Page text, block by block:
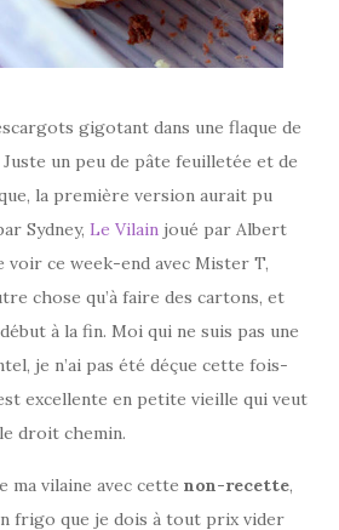
gigotant dans une flaque de
un peu de pâte feuilletée et de
la première version aurait pu
Sydney, Le Vilain joué par Albert
voir ce week-end avec Mister T,
chose qu’à faire des cartons, et
à la fin. Moi qui ne suis pas une
je n’ai pas été déçue cette fois-
excellente en petite vieille qui veut
droit chemin.
ma vilaine avec cette non-recette,
frigo que je dois à tout prix vider